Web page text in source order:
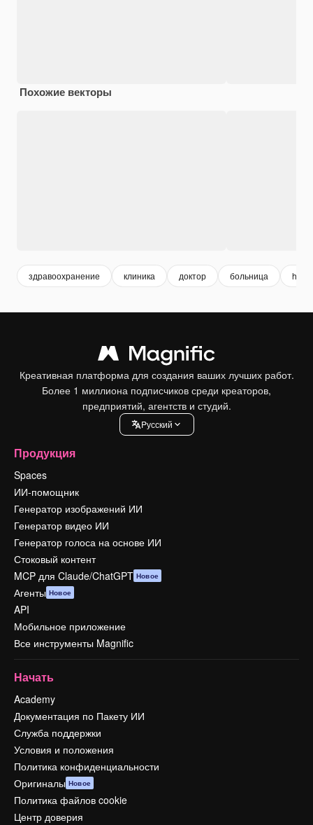
Похожие векторы
здравоохранение клиника доктор больница
Креативная платформа для создания ваших лучших работ.
Более 1 миллиона подписчиков среди креаторов,
предприятий, агентств и студий.
Pусский
Продукция
Spaces
ИИ-помощник
Генератор изображений ИИ
Генератор видео ИИ
Генератор голоса на основе ИИ
Стоковый контент
MCP для Claude/ChatGPT Новое
Агенты Новое
API
Мобильное приложение
Все инструменты Magnific
Начать
Academy
Документация по Пакету ИИ
Служба поддержки
Условия и положения
Политика конфиденциальности
Оригиналы Новое
Политика файлов cookie
Центр доверия